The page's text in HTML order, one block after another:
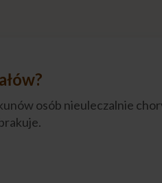
osób nieuleczalnie